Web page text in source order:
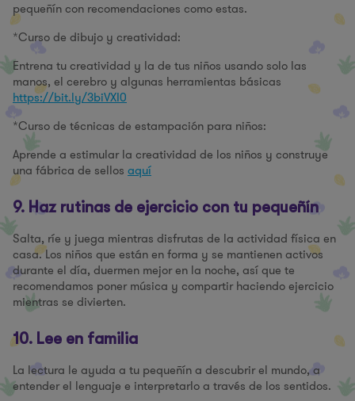
pequeñín con recomendaciones como estas.
*Curso de dibujo y creatividad:
Entrena tu creatividad y la de tus niños usando solo las
manos, el cerebro y algunas herramientas básicas
https://bit.ly/3biVXI0
*Curso de técnicas de estampación para niños:
Aprende a estimular la creatividad de los niños y construye
una fábrica de sellos aquí
9. Haz rutinas de ejercicio con tu pequeñín
Salta, ríe y juega mientras disfrutas de la actividad física en
casa. Los niños que están en forma y se mantienen activos
durante el día, duermen mejor en la noche, así que te
recomendamos poner música y compartir haciendo ejercicio
mientras se divierten.
10. Lee en familia
La lectura le ayuda a tu pequeñín a descubrir el mundo, a
entender el lenguaje e interpretarlo a través de los sentidos.